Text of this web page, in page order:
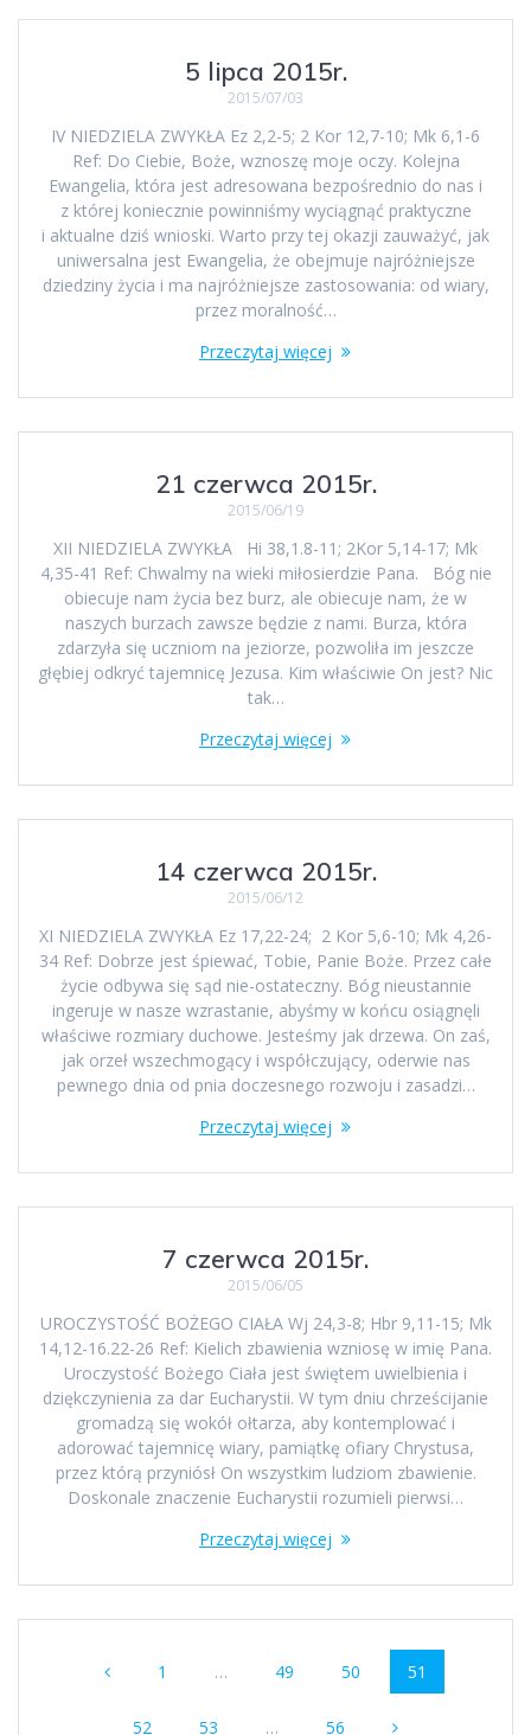
5 lipca 2015r.
2015/07/03
IV NIEDZIELA ZWYKŁA Ez 2,2-5; 2 Kor 12,7-10; Mk 6,1-6
Ref: Do Ciebie, Boże, wznoszę moje oczy. Kolejna
Ewangelia, która jest adresowana bezpośrednio do nas i
z której koniecznie powinniśmy wyciągnąć praktyczne
i aktualne dziś wnioski. Warto przy tej okazji zauważyć, jak
uniwersalna jest Ewangelia, że obejmuje najróżniejsze
dziedziny życia i ma najróżniejsze zastosowania: od wiary,
przez moralność…
Przeczytaj więcej
21 czerwca 2015r.
2015/06/19
XII NIEDZIELA ZWYKŁA Hi 38,1.8-11; 2Kor 5,14-17; Mk
4,35-41 Ref: Chwalmy na wieki miłosierdzie Pana. Bóg nie
obiecuje nam życia bez burz, ale obiecuje nam, że w
naszych burzach zawsze będzie z nami. Burza, która
zdarzyła się uczniom na jeziorze, pozwoliła im jeszcze
głębiej odkryć tajemnicę Jezusa. Kim właściwie On jest? Nic
tak…
Przeczytaj więcej
14 czerwca 2015r.
2015/06/12
XI NIEDZIELA ZWYKŁA Ez 17,22-24; 2 Kor 5,6-10; Mk 4,26-
34 Ref: Dobrze jest śpiewać, Tobie, Panie Boże. Przez całe
życie odbywa się sąd nie-ostateczny. Bóg nieustannie
ingeruje w nasze wzrastanie, abyśmy w końcu osiągnęli
właściwe rozmiary duchowe. Jesteśmy jak drzewa. On zaś,
jak orzeł wszechmogący i współczujący, oderwie nas
pewnego dnia od pnia doczesnego rozwoju i zasadzi…
Przeczytaj więcej
7 czerwca 2015r.
2015/06/05
UROCZYSTOŚĆ BOŻEGO CIAŁA Wj 24,3-8; Hbr 9,11-15; Mk
14,12-16.22-26 Ref: Kielich zbawienia wzniosę w imię Pana.
Uroczystość Bożego Ciała jest świętem uwielbienia i
dziękczynienia za dar Eucharystii. W tym dniu chrześcijanie
gromadzą się wokół ołtarza, aby kontemplować i
adorować tajemnicę wiary, pamiątkę ofiary Chrystusa,
przez którą przyniósł On wszystkim ludziom zbawienie.
Doskonale znaczenie Eucharystii rozumieli pierwsi…
Przeczytaj więcej
wpisówStrona
1 … Strona
49 Strona
50 Strona
51
Strona
52 Strona
53 … Strona
56